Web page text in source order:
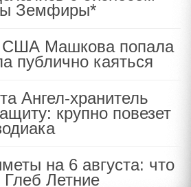
Земфиры*
Машкова попала
публично каяться
Ангел-хранитель
крупно повезет
на 6 августа: что
Глеб Летние